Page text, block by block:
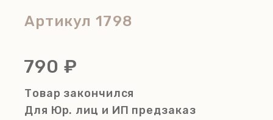
Артикул1798
790 ₽
Товар закончился
Для Юр. лиц и ИП предзаказ